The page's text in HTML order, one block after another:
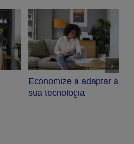
Economize a adaptar a
sua tecnologia